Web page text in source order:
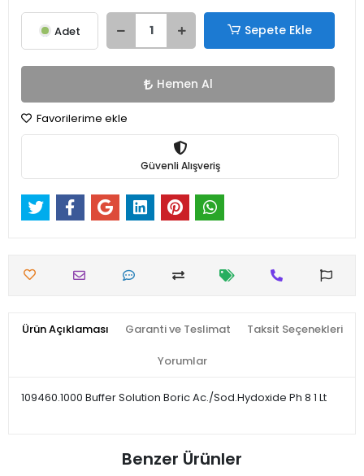
Adet Sepete Ekle
Hemen Al
Favorilerime ekle
Güvenli Alışveriş
Ürün Açıklaması Garanti ve Teslimat Taksit Seçenekleri
Yorumlar
109460.1000 Buffer Solution Boric Ac./Sod.Hydoxide Ph 8 1 Lt
Benzer Ürünler